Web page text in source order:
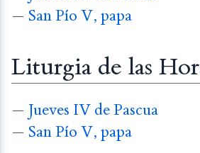
— San Pío V, papa
Liturgia de las
— Jueves IV de Pascua
— San Pío V, papa